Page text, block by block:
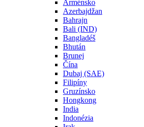
Arménsko
Azerbajdžan
Bahrajn
Bali (IND)
Bangladéš
Bhután
Brunej
Čína
Dubaj (SAE)
Filipíny
Gruzínsko
Hongkong
India
Indonézia